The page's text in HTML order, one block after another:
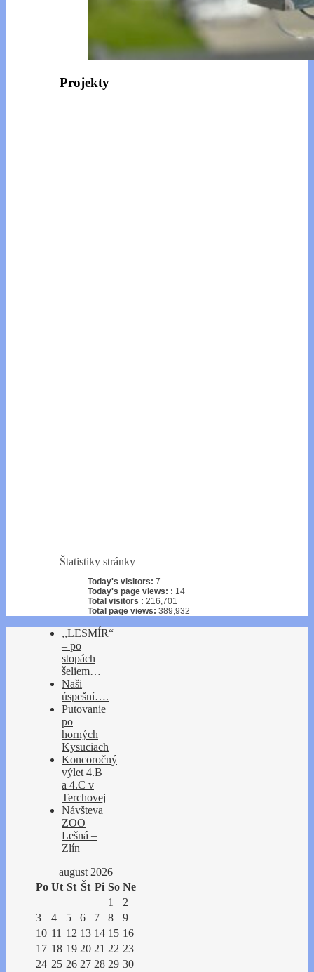
Projekty
Štatistiky stránky
Today's visitors: 7
Today's page views: : 14
Total visitors : 216,701
Total page views: 389,932
,,LESMÍR“
– po
stopách
šeliem…
Naši
úspešní….
Putovanie
po
horných
Kysuciach
Koncoročný
výlet 4.B
a 4.C v
Terchovej
Návšteva
ZOO
Lešná –
Zlín
august 2026
Po Ut St Št Pi So Ne
1
2
3
4 5 6 7 8
9
10 11 12 13 14 15 16
17 18 19 20 21 22 23
24 25 26 27 28 29 30